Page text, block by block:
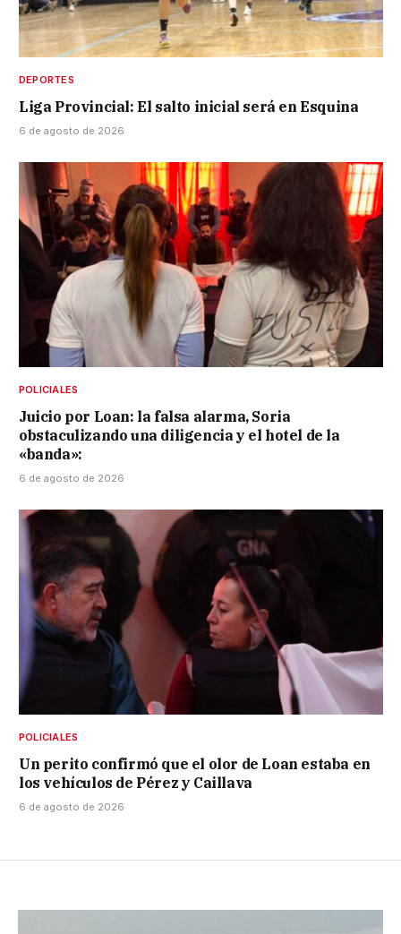
DEPORTES
Liga Provincial: El salto inicial será en Esquina
6 de agosto de 2026
POLICIALES
Juicio por Loan: la falsa alarma, Soria
obstaculizando una diligencia y el hotel de la
«banda»:
6 de agosto de 2026
POLICIALES
Un perito confirmó que el olor de Loan estaba en
los vehículos de Pérez y Caillava
6 de agosto de 2026